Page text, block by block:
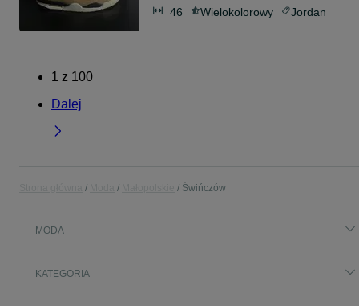
46 Wielokolorowy Jordan
1 z 100
Dalej
Świńczów
MODA
KATEGORIA